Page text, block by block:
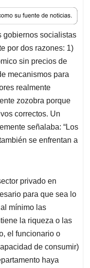
gobiernos socialistas
por dos razones: 1)
sin precios de
mecanismos para
realmente
zozobra porque
correctos. Un
señalaba: “Los
se enfrentan a
privado en
para que sea lo
mínimo las
la riqueza o las
el funcionario o
de consumir)
haya